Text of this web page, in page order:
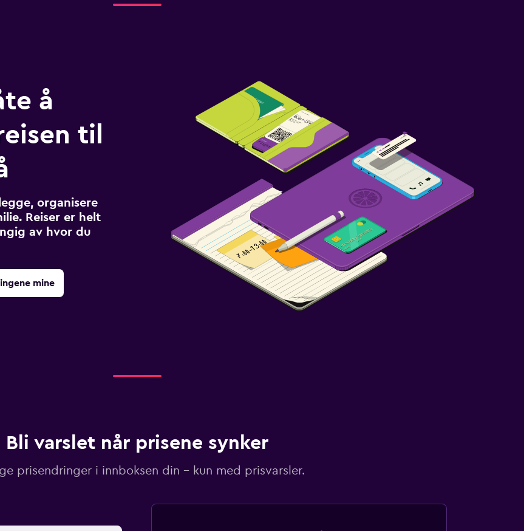
å
til
organisere
Reiser er helt
av hvor du
mine
Bli varslet når prisene synker
prisendringer i innboksen din – kun med prisvarsler.